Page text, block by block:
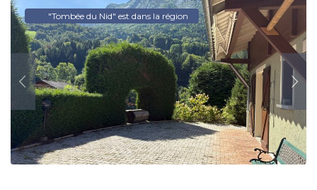
"Tombée du Nid" est dans la région